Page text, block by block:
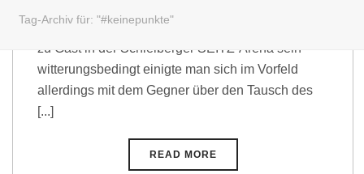
Tag-Archiv für: "#keinepunkte"
Am 13. Spieltag sollte eigentlich die SG Siemens
zu Gast in der Schielberger SEITZ-Arena sein –
witterungsbedingt einigte man sich im Vorfeld
allerdings mit dem Gegner über den Tausch des
[...]
READ MORE